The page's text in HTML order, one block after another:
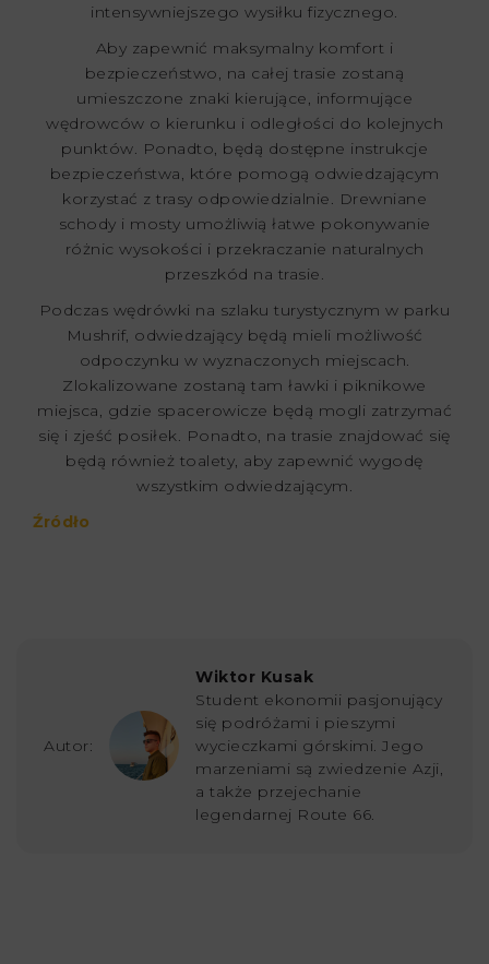
intensywniejszego wysiłku fizycznego.
Aby zapewnić maksymalny komfort i
bezpieczeństwo, na całej trasie zostaną
umieszczone znaki kierujące, informujące
wędrowców o kierunku i odległości do kolejnych
punktów. Ponadto, będą dostępne instrukcje
bezpieczeństwa, które pomogą odwiedzającym
korzystać z trasy odpowiedzialnie. Drewniane
schody i mosty umożliwią łatwe pokonywanie
różnic wysokości i przekraczanie naturalnych
przeszkód na trasie.
Podczas wędrówki na szlaku turystycznym w parku
Mushrif, odwiedzający będą mieli możliwość
odpoczynku w wyznaczonych miejscach.
Zlokalizowane zostaną tam ławki i piknikowe
miejsca, gdzie spacerowicze będą mogli zatrzymać
się i zjeść posiłek. Ponadto, na trasie znajdować się
będą również toalety, aby zapewnić wygodę
wszystkim odwiedzającym.
Źródło
Autor:
Wiktor Kusak
Student ekonomii pasjonujący
się podróżami i pieszymi
wycieczkami górskimi. Jego
marzeniami są zwiedzenie Azji,
a także przejechanie
legendarnej Route 66.